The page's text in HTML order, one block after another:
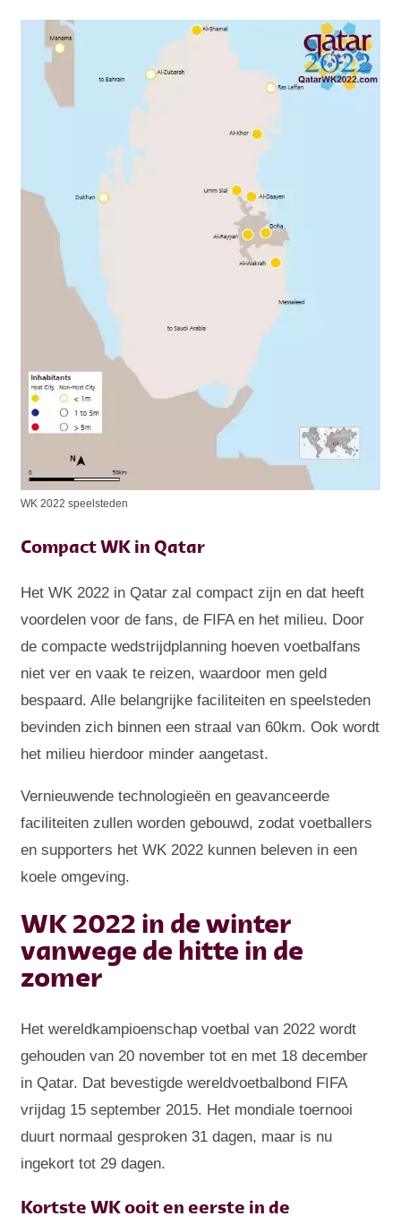
WK 2022 speelsteden
Compact WK in Qatar
Het WK 2022 in Qatar zal compact zijn en dat heeft
voordelen voor de fans, de FIFA en het milieu. Door
de compacte wedstrijdplanning hoeven voetbalfans
niet ver en vaak te reizen, waardoor men geld
bespaard. Alle belangrijke faciliteiten en speelsteden
bevinden zich binnen een straal van 60km. Ook wordt
het milieu hierdoor minder aangetast.
Vernieuwende technologieën en geavanceerde
faciliteiten zullen worden gebouwd, zodat voetballers
en supporters het WK 2022 kunnen beleven in een
koele omgeving.
WK 2022 in de winter
vanwege de hitte in de
zomer
Het wereldkampioenschap voetbal van 2022 wordt
gehouden van 20 november tot en met 18 december
in Qatar. Dat bevestigde wereldvoetbalbond FIFA
vrijdag 15 september 2015. Het mondiale toernooi
duurt normaal gesproken 31 dagen, maar is nu
ingekort tot 29 dagen.
Kortste WK ooit en eerste in de